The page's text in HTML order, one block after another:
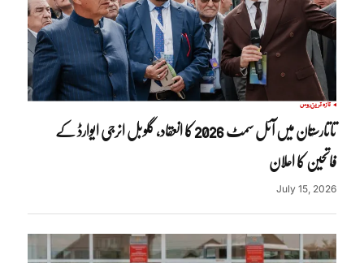
تازہ ترینروس
تاتارستان میں آئل سمٹ 2026 کا انعقاد، گلوبل انرجی ایوارڈ کے
فاتحین کا اعلان
July 15, 2026